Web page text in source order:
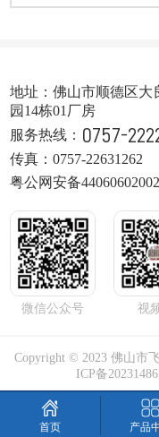
地址：佛山市顺德区大
园14栋01厂房
服务热线： 0757-
传真：0757-22631262
粤公网安备
微信公众号 视
Copyright © 2023 佛山市
ICP备
首页 产品